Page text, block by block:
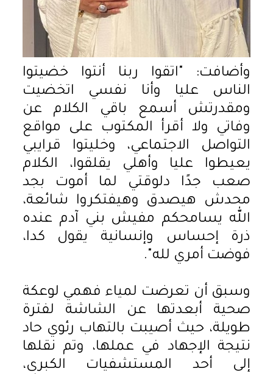
وأضافت: "اتقوا ربنا أنتوا خضيتوا
الناس عليا وأنا نفسي اتخضيت
ومقدرتش أسمع باقي الكلام عن
وفاتي ولا أقرأ المكتوب على مواقع
التواصل الاجتماعي، وخليتوا قرايبي
يعيطوا عليا وأهلي يقلقوا، الكلام
صعب جدًا دلوقتي لما أموت بجد
محدش هيصدق وهيفتكروا شائعة،
الله يسامحكم مفيش بني آدم عنده
ذرة إحساس وإنسانية يقول كدا،
فوضت أمري لله".
وسبق أن تعرضت لمياء فهمي لوعكة
صحية أبعدتها عن الشاشة لفترة
طويلة، حيث أصيبت بالتهاب رئوي حاد
نتيجة الإجهاد في عملها، وتم نقلها
إلى أحد المستشفيات الكبرى،